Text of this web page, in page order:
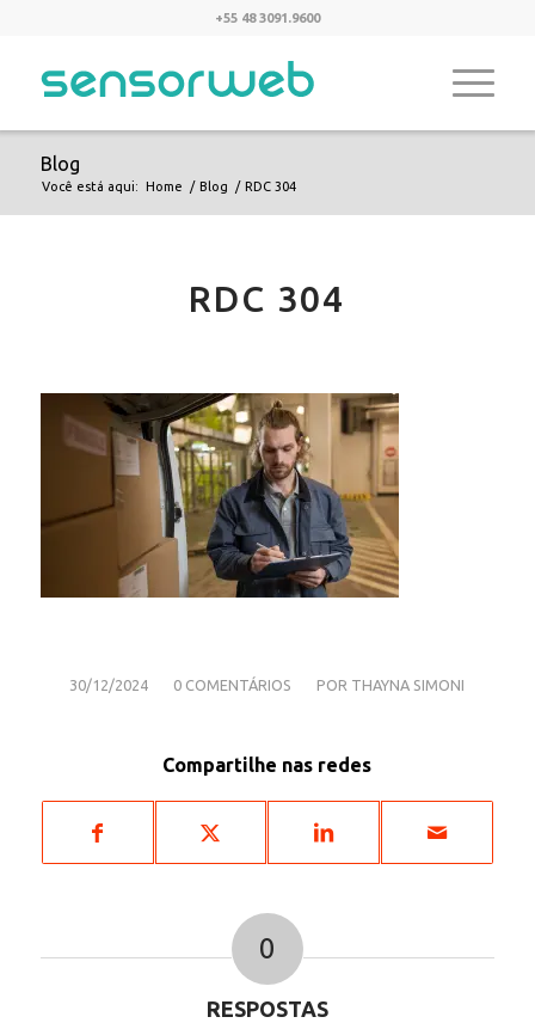
+55 48 3091.9600
Blog
Você está aqui: Home / Blog / RDC 304
RDC 304
30/12/2024
/ 0 COMENTÁRIOS
/ POR THAYNA SIMONI
Compartilhe nas redes
0
RESPOSTAS